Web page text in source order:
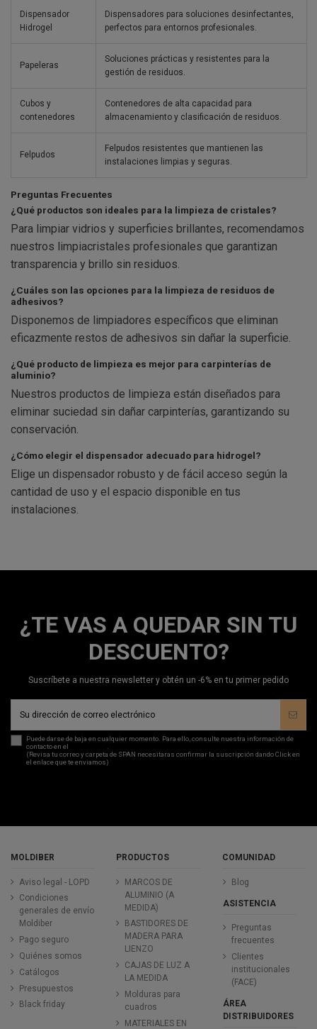
Dispensador
Hidrogel
Dispensadores para soluciones desinfectantes,
perfectos para entornos profesionales.
Papeleras
Soluciones prácticas y resistentes para la
gestión de residuos.
Cubos y
contenedores
Contenedores de alta capacidad para
almacenamiento y clasificación de residuos.
Felpudos
Felpudos resistentes que mantienen las
instalaciones limpias y seguras.
Preguntas Frecuentes
¿Qué productos son ideales para la limpieza de cristales?
Para limpiar vidrios y superficies brillantes, recomendamos
nuestros limpiacristales profesionales que garantizan
transparencia y brillo sin residuos.
¿Cuáles son las opciones para la limpieza de residuos de
adhesivos?
Disponemos de limpiadores específicos que eliminan
eficazmente restos de adhesivos sin dañar la superficie.
¿Qué producto de limpieza es mejor para carpinterías de
aluminio?
Nuestros productos de limpieza están diseñados para
eliminar suciedad sin dañar carpinterías, garantizando su
conservación.
¿Cómo elegir el dispensador adecuado para hidrogel?
Elige un dispensador robusto y de fácil acceso según la
cantidad de uso y el espacio disponible en tus
instalaciones.
¿TE VAS A QUEDAR SIN TU
DESCUENTO?
Suscríbete a nuestra newsletter y obtén un -6% en tu primer pedido
Puede darse de baja en cualquier momento. Para ello, consulte nuestra información de
contacto en el
(Revisa tu correo y carpeta de SPAN necesitaras confirmar la suscripción dando Click en
el enlace que te enviamos)
MOLDIBER
Aviso legal - LOPD
Condiciones
generales de envío
Moldiber
Pago seguro
Quiénes somos
Catálogos
Presupuestos
Black friday
PRODUCTOS
MARCOS DE
ALUMINIO (A
MEDIDA)
BASTIDORES DE
MADERA PARA
LIENZO
CAJAS DE LUZ A
LA MEDIDA
Molduras para
cuadros
MATERIALES EN
COMUNIDAD
Blog
ASISTENCIA
Preguntas
frecuentes
Clientes
institucionales
(FACE)
ÁREA
DISTRIBUIDORES